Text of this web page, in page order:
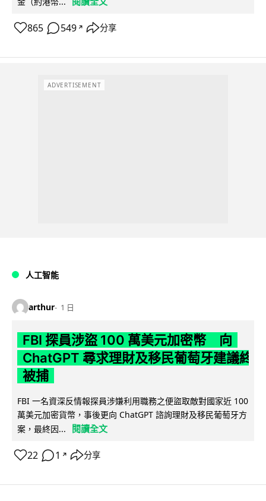
865 549 ↗ 分享
ADVERTISEMENT
人工智能
arthur 1 日
FBI 探員涉盜 100 萬美元加密幣 向
ChatGPT 尋求理財及移民葡萄牙建議終
被捕
FBI 一名資深反情報探員涉嫌利用職務之便盜取敵對國家近 100
萬美元加密貨幣，事後更向 ChatGPT 諮詢理財及移民葡萄牙方
案，最終因...
閱讀全文
22 1 ↗ 分享